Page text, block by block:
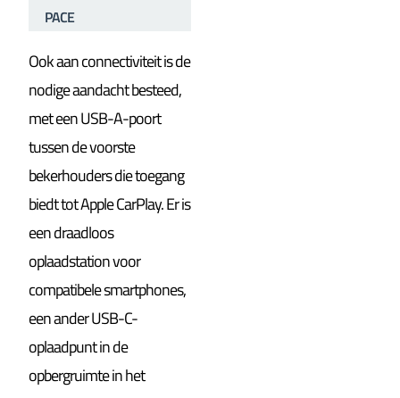
PACE
Ook aan connectiviteit is de
nodige aandacht besteed,
met een USB-A-poort
tussen de voorste
bekerhouders die toegang
biedt tot Apple CarPlay. Er is
een draadloos
oplaadstation voor
compatibele smartphones,
een ander USB-C-
oplaadpunt in de
opbergruimte in het